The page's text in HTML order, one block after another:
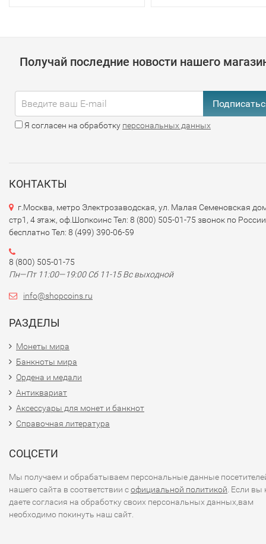
Получай последние новости нашего
Я согласен на обработку персональных данных
КОНТАКТЫ
г.Москва, метро Электрозаводская, ул. Малая Семеновская
стр1, 4 этаж, оф.Шопкоинс Тел: 8 (800) 505-01-75 звонок по России
бесплатно Тел: 8 (499) 390-06-59
8 (800) 505-01-75
Пн—Пт 11:00—19:00 Сб 11-15 Вс выходной
info@shopcoins.ru
РАЗДЕЛЫ
Монеты мира
Банкноты мира
Ордена и медали
Антиквариат
Аксессуары для монет и банкнот
Справочная литература
СОЦСЕТИ
Мы получаем и обрабатываем персональные данные
нашего сайта в соответствии софициальной политикой. Если вы
даете согласия на обработку своих персональных данных,вам
необходимо покинуть наш сайт.